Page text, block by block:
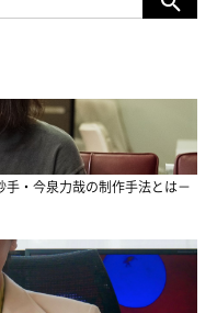
・今泉力哉の制作手法とは－